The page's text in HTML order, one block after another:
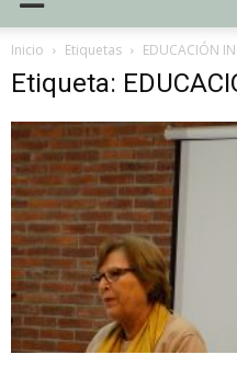
Inicio Etiquetas EDUCACIÓN
Etiqueta: